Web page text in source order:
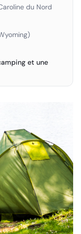
du Nord
et une